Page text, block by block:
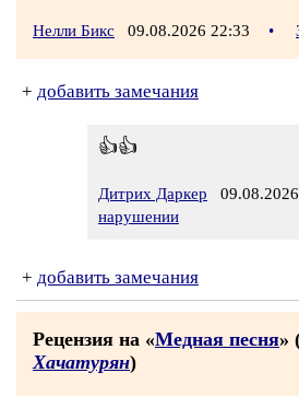
Нелли Бикс 09.08.2026 22:33 •
+ добавить замечания
👍👍
Дитрих Даркер
нарушении
+ добавить замечания
Рецензия на «Медная песня»
Хачатурян)